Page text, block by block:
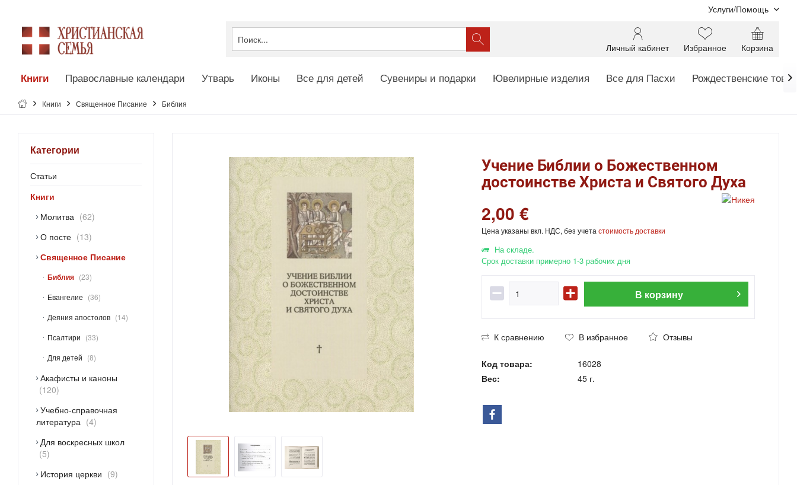
Услуги/Помощь
Корзина
Избранное
Личный кабинет
Книги Православные календари Утварь Иконы Все для детей Сувениры и подарки Ювелирные изделия Все для Пасхи Рождественские 
Книги Священное Писание Библия
Категории
Статьи
Книги
Молитва
62
О посте
13
Священное Писание
Библия
23
Евангелие
36
Деяния апостолов
14
Псалтири
33
Для детей
8
Акафисты и каноны
120
Учебно-справочная
литература
4
Для воскресных школ
5
История церкви
9
Учение Библии о Божественном
достоинстве Христа и Святого Духа
2,00 €
Цена указаны вкл. НДС, без учета стоимость доставки
На складе.
Срок доставки примерно 1-3 рабочих дня
В корзину
К сравнению В избранное Отзывы
Код товара:
16028
Вес:
45 г.